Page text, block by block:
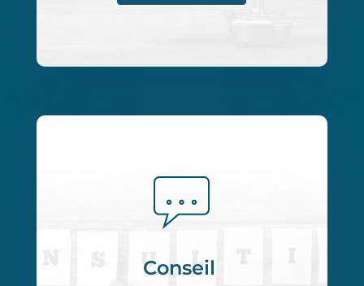
Conseil